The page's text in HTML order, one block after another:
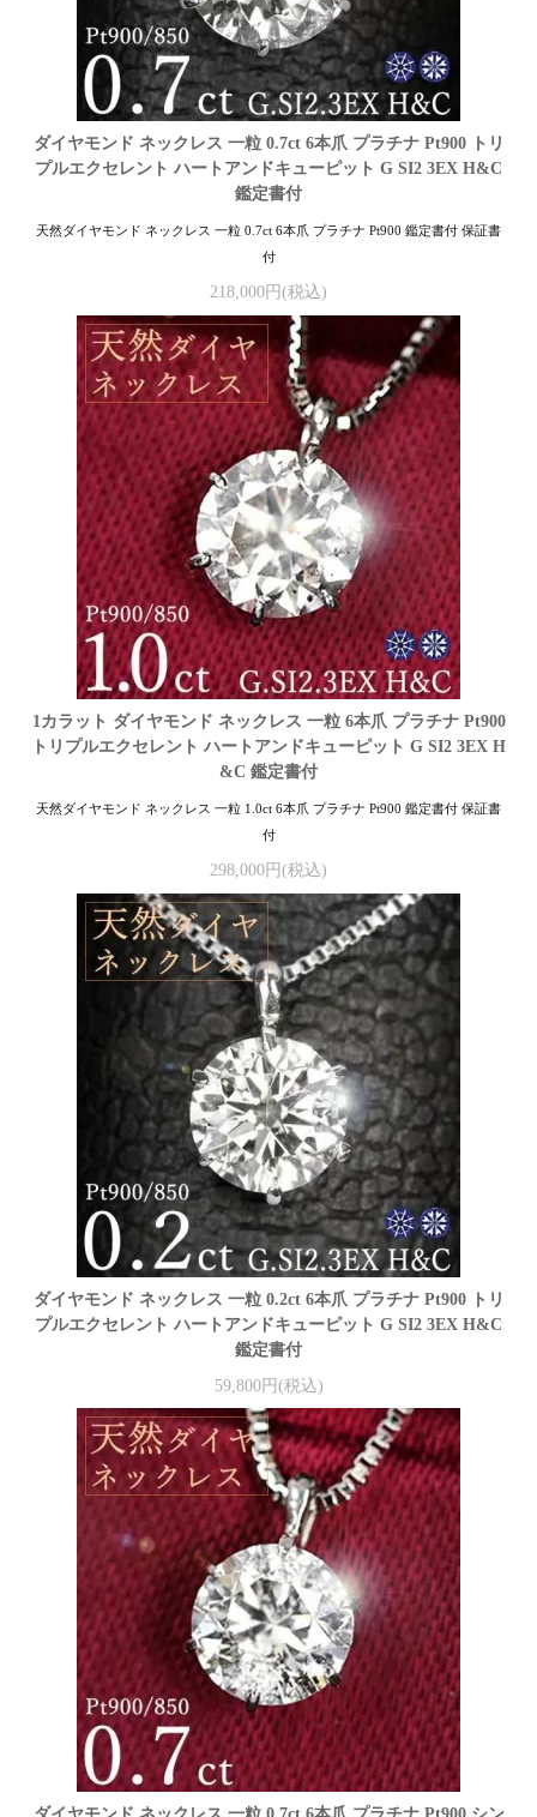
ダイヤモンド ネックレス 一粒 0.7ct 6本爪 プラチナ Pt900 トリ
プルエクセレント ハートアンドキューピット G SI2 3EX H&C
鑑定書付
天然ダイヤモンド ネックレス 一粒 0.7ct 6本爪 プラチナ Pt900 鑑定書付 保証書
付
218,000円(税込)
1カラット ダイヤモンド ネックレス 一粒 6本爪 プラチナ Pt900
トリプルエクセレント ハートアンドキューピット G SI2 3EX H
&C 鑑定書付
天然ダイヤモンド ネックレス 一粒 1.0ct 6本爪 プラチナ Pt900 鑑定書付 保証書
付
298,000円(税込)
ダイヤモンド ネックレス 一粒 0.2ct 6本爪 プラチナ Pt900 トリ
プルエクセレント ハートアンドキューピット G SI2 3EX H&C
鑑定書付
59,800円(税込)